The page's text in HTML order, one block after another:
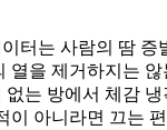
터는 사람의 땀 증
열을 제거하지는 않
없는 방에서 체감 냉
이 아니라면 끄는